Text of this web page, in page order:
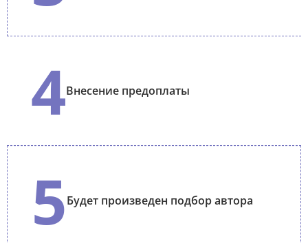
4Внесение предоплаты
5Будет произведен подбор автора